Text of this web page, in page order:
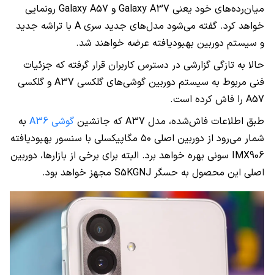
میان‌رده‌های خود یعنی Galaxy A37 و Galaxy A57 رونمایی
خواهد کرد. گفته می‌شود مدل‌های جدید سری A با تراشه جدید
و سیستم دوربین بهبودیافته عرضه خواهند شد.
حالا به تازگی گزارشی در دسترس کاربران قرار گرفته که جزئیات
فنی مربوط به سیستم دوربین گوشی‌های گلکسی A37 و گلکسی
A57 را فاش کرده است.
طبق اطلاعات فاش‌شده، مدل A37 که جانشین
گوشی A36
به
شمار می‌رود از دوربین اصلی ۵۰ مگاپیکسلی با سنسور بهبودیافته
IMX906 سونی بهره خواهد برد. البته برای برخی از بازارها، دوربین
اصلی این محصول به حسگر S5KGNJ مجهز خواهد بود.